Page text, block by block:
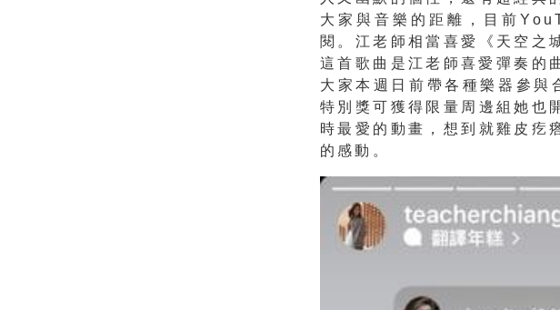
大家與音樂的距離，目前
閱。江老師相當喜愛《 天空之
這首歌曲是江老 師喜愛彈奏的
大家本週日前帶各種樂器參與
特別獎可獲得限量周邊組她也
時最愛的動畫，想到就雞皮疙
的感動。